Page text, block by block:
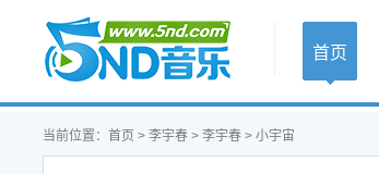
首页
首页
当前位置： 首页 > 李宇春 > 李宇春 > 小宇宙